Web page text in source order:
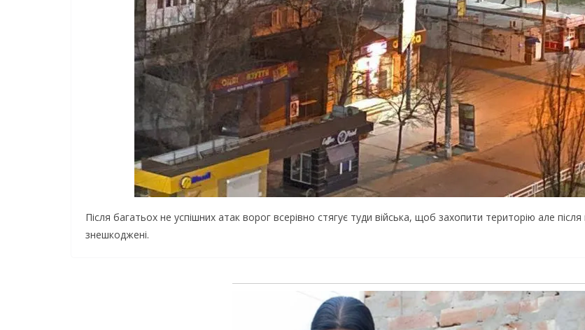
Після багатьох не успішних атак ворог всерівно стягує туди війська, щоб захопити територію але
знешкоджені.